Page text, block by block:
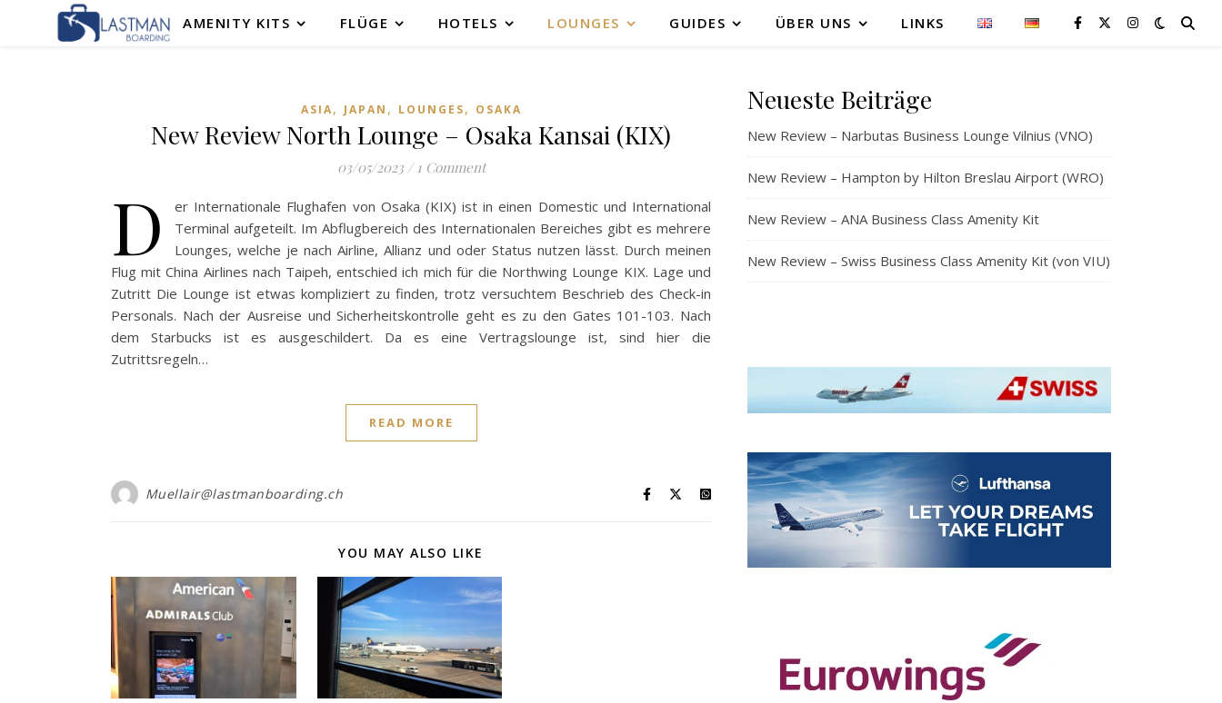
AMENITY KITS FLÜGE HOTELS LOUNGES GUIDES ÜBER UNS LINKS
ASIA, JAPAN , LOUNGES, OSAKA
New Review North Lounge – Osaka Kansai (KIX)
03/05/2023 / 1 Comment
D
er Internationale Flughafen von Osaka (KIX) ist in einen Domestic und International
Terminal aufgeteilt. Im Abflugbereich des Internationalen Bereiches gibt es mehrere
Lounges, welche je nach Airline, Allianz und oder Status nutzen lässt. Durch meinen
Flug mit China Airlines nach Taipeh, entschied ich mich für die Northwing Lounge KIX. Lage und
Zutritt Die Lounge ist etwas kompliziert zu finden, trotz versuchtem Beschrieb des Check-in
Personals. Nach der Ausreise und Sicherheitskontrolle geht es zu den Gates 101-103. Nach
dem Starbucks ist es ausgeschildert. Da es eine Vertragslounge ist, sind hier die
Zutrittsregeln…
READ MORE
Muellair@lastmanboarding.ch
YOU MAY ALSO LIKE
Neueste Beiträge
New Review – Narbutas Business Lounge Vilnius (VNO)
New Review – Hampton by Hilton Breslau Airport (WRO)
New Review – ANA Business Class Amenity Kit
New Review – Swiss Business Class Amenity Kit (von VIU)